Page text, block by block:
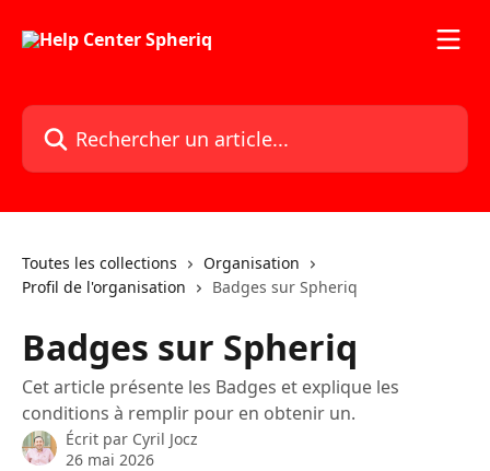
Rechercher un article...
Toutes les collections
Organisation
Profil de l'organisation
Badges sur Spheriq
Badges sur Spheriq
Cet article présente les Badges et explique les
conditions à remplir pour en obtenir un.
Écrit par Cyril Jocz
26 mai 2026